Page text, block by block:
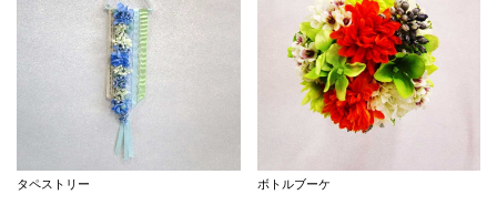
タペストリー ボトルブーケ